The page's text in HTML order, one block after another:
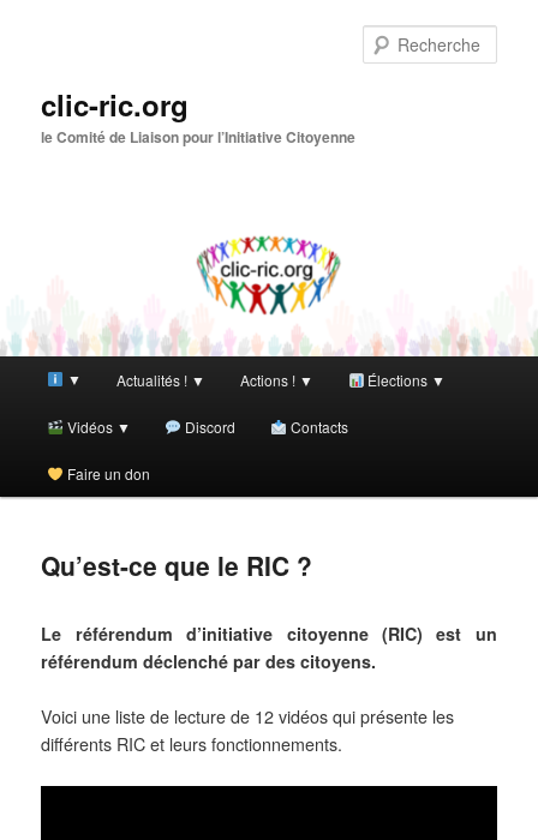
clic-ric.org
le Comité de Liaison pour l’Initiative Citoyenne
principal
▼ Actualités ! ▼ Actions ! ▼ Élections ▼
Vidéos ▼ Discord Contacts
Faire un don
Qu’est-ce que le RIC ?
Le référendum d’initiative citoyenne (RIC) est un
référendum déclenché par des citoyens.
Voici une liste de lecture de 12 vidéos qui présente les
différents RIC et leurs fonctionnements.